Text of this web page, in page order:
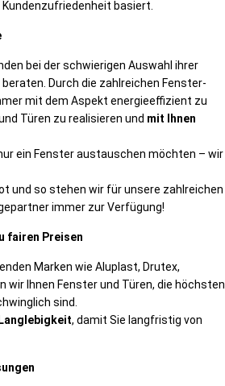
basiert.
bei der schwierigen Auswahl ihrer
Durch die zahlreichen Fenster-
mit dem Aspekt energieeffizient zu
Türen zu realisieren und mit Ihnen
ein Fenster austauschen möchten – wir
und so stehen wir für unsere zahlreichen
immer zur Verfügung!
fairen Preisen
Marken wie Aluplast, Drutex,
wir Ihnen Fenster und Türen, die höchsten
sind.
Langlebigkeit, damit Sie langfristig von